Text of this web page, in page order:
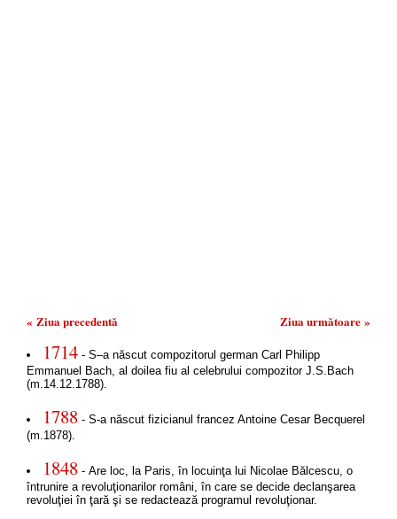
« Ziua precedentă Ziua următoare »
1714- S–a născut compozitorul german Carl Philipp
Emmanuel Bach, al doilea fiu al celebrului compozitor J.S.Bach
(m.14.12.1788).
1788- S-a născut fizicianul francez Antoine Cesar Becquerel
(m.1878).
1848- Are loc, la Paris, în locuinţa lui Nicolae Bălcescu, o
întrunire a revoluţionarilor români, în care se decide declanşarea
revoluţiei în ţară şi se redactează programul revoluţionar.